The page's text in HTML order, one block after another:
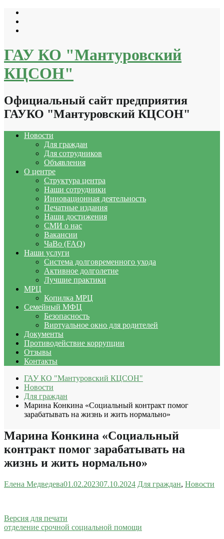
Перейти
содержимому
ГАУ КО "Мантуровский
КЦСОН"
Официальный сайт предприятия
ГАУКО "Мантуровский КЦСОН"
Новости
Для граждан
Для сотрудников
Объявления
О центре
Структура центра
Наши сотрудники
Инновационная деятельность
Печатные издания
Наши достижения
СМИ о нас
Вакансии
ЧаВо (FAQ)
Наши услуги
Система долговременного ухода
Активное долголетие
Лучшие практики
МРЦ
Копилка МРЦ
Семейный МФЦ
Безопасность
Виртуальное окно для родителей
Документы
Противодействие коррупции
Отзывы
Контакты
ГАУ КО "Мантуровский КЦСОН"
Новости
Для граждан
Марина Конкина «Социальный контракт помог
зарабатывать на жизнь и жить нормально»
Марина Конкина «Социальный
контракт помог зарабатывать на
жизнь и жить нормально»
Елена Медведева01.02.202307.10.2024 Для граждан, Новости
Версия для печати
отделение срочной социальной помощи